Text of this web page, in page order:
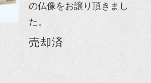
の仏像をお譲り頂きまし
た。
売却済